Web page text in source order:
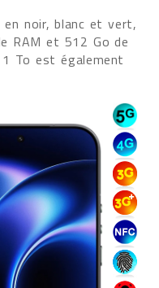
noir, blanc et vert,
RAM et 512 Go de
To est également